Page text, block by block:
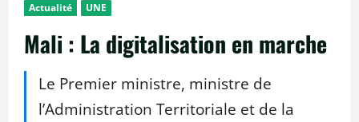
Actualité UNE
Mali : La digitalisation en marche
Le Premier ministre, ministre de
l’Administration Territoriale et de la